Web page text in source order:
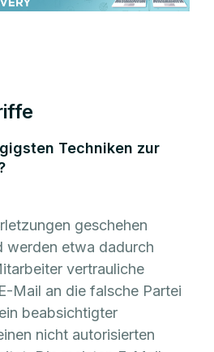
Techniken zur
geschehen
werden etwa dadurch
vertrauliche
Mail an die falsche Partei
beabsichtigter
nicht autorisierten